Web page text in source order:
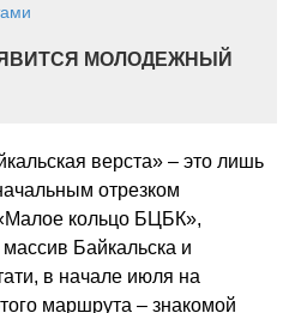
МОЛОДЕЖНЫЙ
верста» – это лишь
отрезком
кольцо БЦБК»,
Байкальска и
в начале июля на
маршрута – знакомой